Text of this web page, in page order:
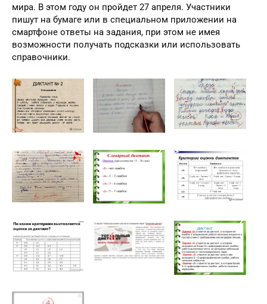
мира. В этом году он пройдет 27 апреля. Участники
пишут на бумаге или в специальном приложении на
смартфоне ответы на задания, при этом не имея
возможности получать подсказки или использовать
справочники.